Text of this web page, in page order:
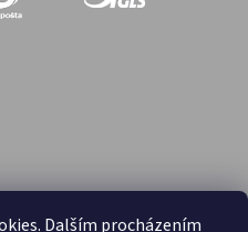
Dalším procházením